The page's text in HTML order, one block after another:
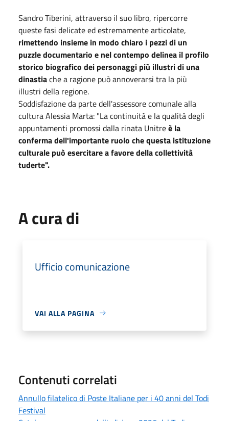
Sandro Tiberini, attraverso il suo libro, ripercorre
queste fasi delicate ed estremamente articolate,
rimettendo insieme in modo chiaro i pezzi di un
puzzle documentario e nel contempo delinea il profilo
storico biografico dei personaggi più illustri di una
dinastiache a ragione può annoverarsi tra la più
illustri della regione.
Soddisfazione da parte dell'assessore comunale alla
cultura Alessia Marta: "La continuità e la qualità degli
appuntamenti promossi dalla rinata Unitreè la
conferma dell'importante ruolo che questa istituzione
culturale può esercitare a favore della collettività
tuderte".
A cura di
Ufficio comunicazione
VAI ALLA PAGINA
Contenuti correlati
Annullo filatelico di Poste Italiane per i 40 anni del Todi
Festival